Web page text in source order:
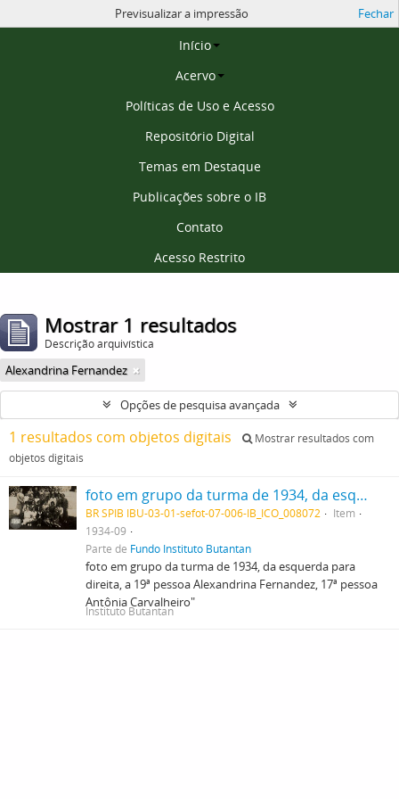
Página inicial
Início
Acervo
Políticas de Uso e Acesso
Repositório Digital
Temas em Destaque
Publicações sobre o IB
Contato
Acesso Restrito
Previsualizar a impressão Fechar
Mostrar 1 resultados
Descrição arquivística
Alexandrina Fernandez
Opções de pesquisa avançada
1 resultados com objetos digitais
Mostrar resultados com
objetos digitais
foto em grupo da turma de 1934, da esquerda para direita, a 19ª pessoa Alexandrina Fernandez, 17ª pessoa Antônia Carvalheiro"
BR SPIB IBU-03-01-sefot-07-006-IB_ICO_008072
Item
1934-09
Parte de Fundo Instituto Butantan
foto em grupo da turma de 1934, da esquerda para
direita, a 19ª pessoa Alexandrina Fernandez, 17ª pessoa
Antônia Carvalheiro"
Instituto Butantan